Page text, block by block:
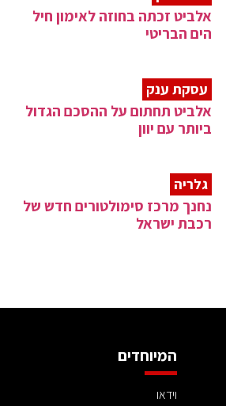
אלביט זכתה בחוזה לאימון חיל
הים הבריטי
עסקת ענק
אלביט תחתום על ההסכם הגדול
ביותר עם יוון
גלריה
נחנך מרכז סימולטורים חדש של
רכבת ישראל
המיוחדים
וידאו